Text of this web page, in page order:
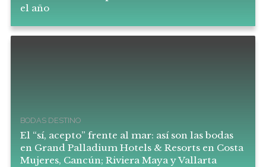
el año
BODAS DESTINO
El “sí, acepto” frente al mar: así son las bodas
en Grand Palladium Hotels & Resorts en Costa
Mujeres, Cancún; Riviera Maya y Vallarta